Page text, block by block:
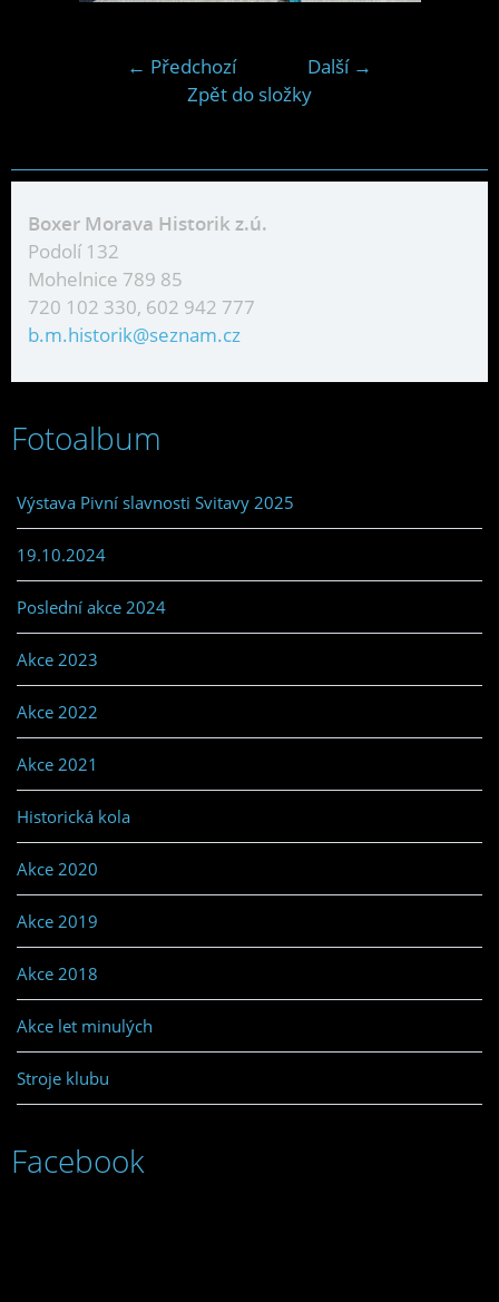
← Předchozí
Další →
Zpět do složky
Boxer Morava Historik z.ú.
Podolí 132
Mohelnice 789 85
720 102 330, 602 942 777
b.m.historik@seznam.cz
Fotoalbum
Výstava Pivní slavnosti Svitavy 2025
19.10.2024
Poslední akce 2024
Akce 2023
Akce 2022
Akce 2021
Historická kola
Akce 2020
Akce 2019
Akce 2018
Akce let minulých
Stroje klubu
Facebook